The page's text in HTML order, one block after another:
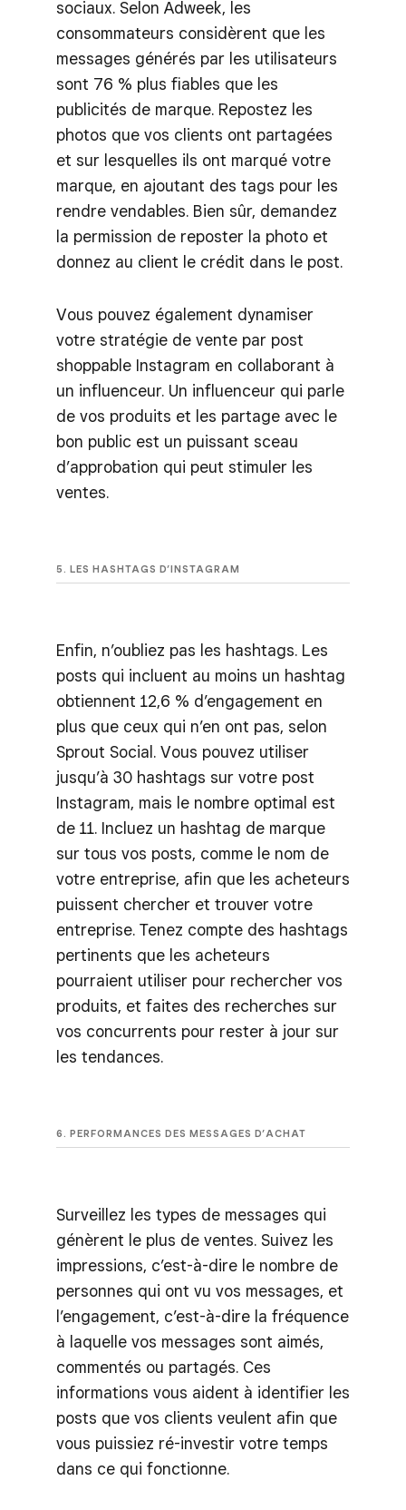
sociaux. Selon Adweek, les
consommateurs considèrent que les
messages générés par les utilisateurs
sont 76 % plus fiables que les
publicités de marque. Repostez les
photos que vos clients ont partagées
et sur lesquelles ils ont marqué votre
marque, en ajoutant des tags pour les
rendre vendables. Bien sûr, demandez
la permission de reposter la photo et
donnez au client le crédit dans le post.
Vous pouvez également dynamiser
votre stratégie de vente par post
shoppable Instagram en collaborant à
un influenceur. Un influenceur qui parle
de vos produits et les partage avec le
bon public est un puissant sceau
d’approbation qui peut stimuler les
ventes.
5. LES HASHTAGS D’INSTAGRAM
Enfin, n’oubliez pas les hashtags. Les
posts qui incluent au moins un hashtag
obtiennent 12,6 % d’engagement en
plus que ceux qui n’en ont pas, selon
Sprout Social. Vous pouvez utiliser
jusqu’à 30 hashtags sur votre post
Instagram, mais le nombre optimal est
de 11. Incluez un hashtag de marque
sur tous vos posts, comme le nom de
votre entreprise, afin que les acheteurs
puissent chercher et trouver votre
entreprise. Tenez compte des hashtags
pertinents que les acheteurs
pourraient utiliser pour rechercher vos
produits, et faites des recherches sur
vos concurrents pour rester à jour sur
les tendances.
6. PERFORMANCES DES MESSAGES D’ACHAT
Surveillez les types de messages qui
génèrent le plus de ventes. Suivez les
impressions, c’est-à-dire le nombre de
personnes qui ont vu vos messages, et
l’engagement, c’est-à-dire la fréquence
à laquelle vos messages sont aimés,
commentés ou partagés. Ces
informations vous aident à identifier les
posts que vos clients veulent afin que
vous puissiez ré-investir votre temps
dans ce qui fonctionne.